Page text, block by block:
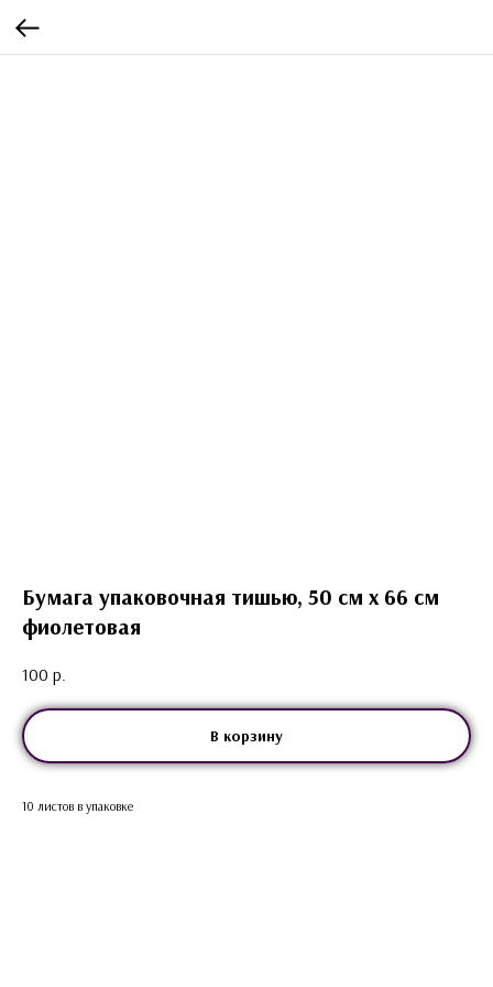
Бумага упаковочная тишью, 50 см х 66 см
фиолетовая
100 р.
В корзину
10 листов в упаковке